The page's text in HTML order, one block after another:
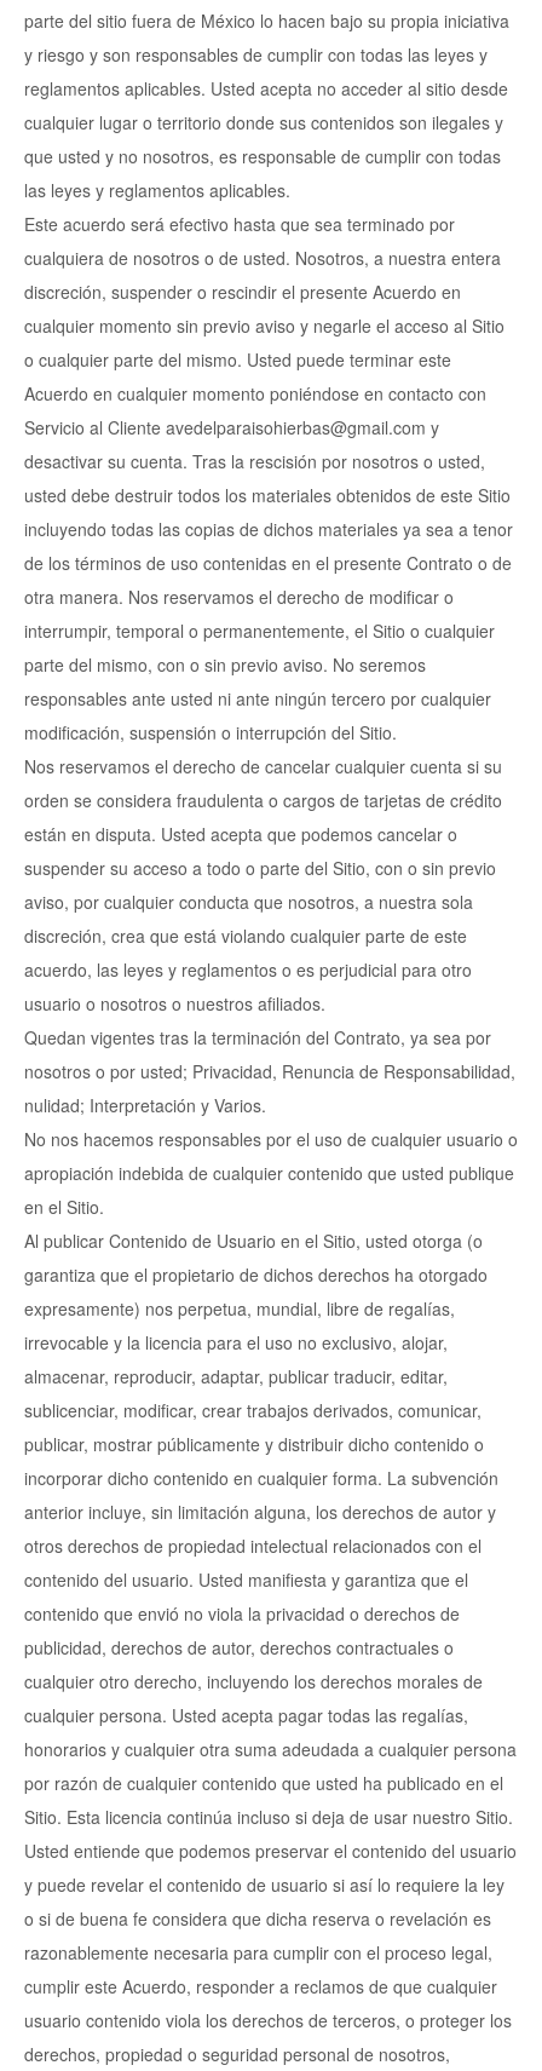
parte del sitio fuera de México lo hacen bajo su propia iniciativa
y riesgo y son responsables de cumplir con todas las leyes y
reglamentos aplicables. Usted acepta no acceder al sitio desde
cualquier lugar o territorio donde sus contenidos son ilegales y
que usted y no nosotros, es responsable de cumplir con todas
las leyes y reglamentos aplicables.
Este acuerdo será efectivo hasta que sea terminado por
cualquiera de nosotros o de usted. Nosotros, a nuestra entera
discreción, suspender o rescindir el presente Acuerdo en
cualquier momento sin previo aviso y negarle el acceso al Sitio
o cualquier parte del mismo. Usted puede terminar este
Acuerdo en cualquier momento poniéndose en contacto con
Servicio al Cliente avedelparaisohierbas@gmail.com y
desactivar su cuenta. Tras la rescisión por nosotros o usted,
usted debe destruir todos los materiales obtenidos de este Sitio
incluyendo todas las copias de dichos materiales ya sea a tenor
de los términos de uso contenidas en el presente Contrato o de
otra manera. Nos reservamos el derecho de modificar o
interrumpir, temporal o permanentemente, el Sitio o cualquier
parte del mismo, con o sin previo aviso. No seremos
responsables ante usted ni ante ningún tercero por cualquier
modificación, suspensión o interrupción del Sitio.
Nos reservamos el derecho de cancelar cualquier cuenta si su
orden se considera fraudulenta o cargos de tarjetas de crédito
están en disputa. Usted acepta que podemos cancelar o
suspender su acceso a todo o parte del Sitio, con o sin previo
aviso, por cualquier conducta que nosotros, a nuestra sola
discreción, crea que está violando cualquier parte de este
acuerdo, las leyes y reglamentos o es perjudicial para otro
usuario o nosotros o nuestros afiliados.
Quedan vigentes tras la terminación del Contrato, ya sea por
nosotros o por usted; Privacidad, Renuncia de Responsabilidad,
nulidad; Interpretación y Varios.
No nos hacemos responsables por el uso de cualquier usuario o
apropiación indebida de cualquier contenido que usted publique
en el Sitio.
Al publicar Contenido de Usuario en el Sitio, usted otorga (o
garantiza que el propietario de dichos derechos ha otorgado
expresamente) nos perpetua, mundial, libre de regalías,
irrevocable y la licencia para el uso no exclusivo, alojar,
almacenar, reproducir, adaptar, publicar traducir, editar,
sublicenciar, modificar, crear trabajos derivados, comunicar,
publicar, mostrar públicamente y distribuir dicho contenido o
incorporar dicho contenido en cualquier forma. La subvención
anterior incluye, sin limitación alguna, los derechos de autor y
otros derechos de propiedad intelectual relacionados con el
contenido del usuario. Usted manifiesta y garantiza que el
contenido que envió no viola la privacidad o derechos de
publicidad, derechos de autor, derechos contractuales o
cualquier otro derecho, incluyendo los derechos morales de
cualquier persona. Usted acepta pagar todas las regalías,
honorarios y cualquier otra suma adeudada a cualquier persona
por razón de cualquier contenido que usted ha publicado en el
Sitio. Esta licencia continúa incluso si deja de usar nuestro Sitio.
Usted entiende que podemos preservar el contenido del usuario
y puede revelar el contenido de usuario si así lo requiere la ley
o si de buena fe considera que dicha reserva o revelación es
razonablemente necesaria para cumplir con el proceso legal,
cumplir este Acuerdo, responder a reclamos de que cualquier
usuario contenido viola los derechos de terceros, o proteger los
derechos, propiedad o seguridad personal de nosotros,